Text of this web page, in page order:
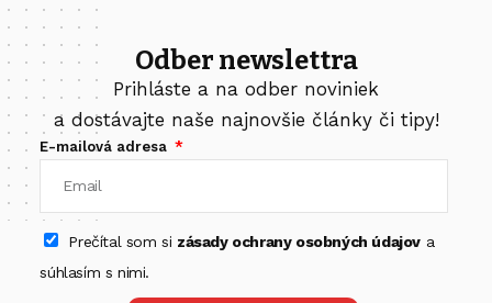
Odber newslettra
Prihláste a na odber noviniek
a dostávajte naše najnovšie články či tipy!
E-mailová adresa
Prečítal som si zásady ochrany osobných údajova
súhlasím s nimi.